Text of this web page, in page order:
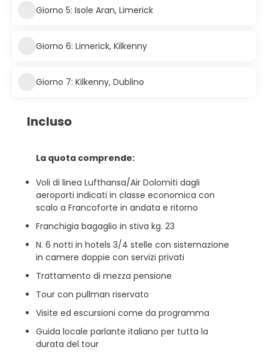
Giorno 5: Isole Aran, Limerick
Giorno 6: Limerick, Kilkenny
Giorno 7: Kilkenny, Dublino
Incluso
La quota comprende:
Voli di linea Lufthansa/Air Dolomiti dagli
aeroporti indicati in classe economica con
scalo a Francoforte in andata e ritorno
Franchigia bagaglio in stiva kg. 23
N. 6 notti in hotels 3/4 stelle con sistemazione
in camere doppie con servizi privati
Trattamento di mezza pensione
Tour con pullman riservato
Visite ed escursioni come da programma
Guida locale parlante italiano per tutta la
durata del tour